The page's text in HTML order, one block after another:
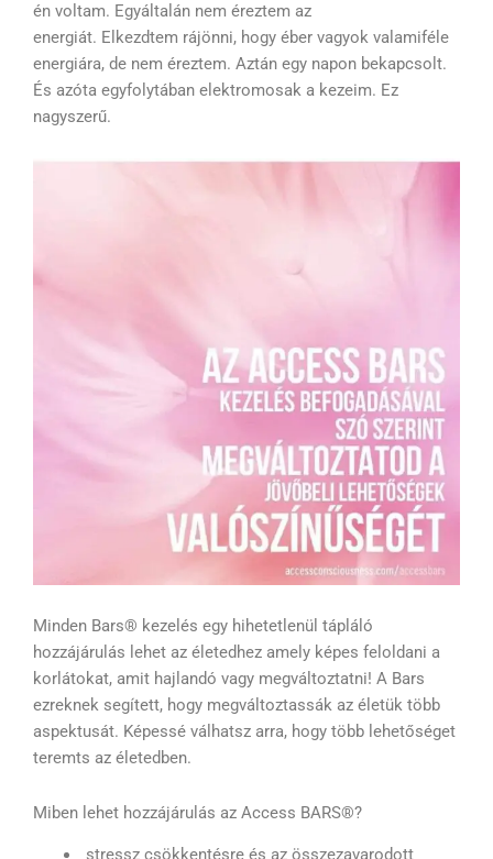
én voltam. Egyáltalán nem éreztem az
energiát. Elkezdtem rájönni, hogy éber vagyok valamiféle
energiára, de nem éreztem. Aztán egy napon bekapcsolt.
És azóta egyfolytában elektromosak a kezeim. Ez
nagyszerű.
Minden Bars® kezelés egy hihetetlenül tápláló
hozzájárulás lehet az életedhez amely képes feloldani a
korlátokat, amit hajlandó vagy megváltoztatni! A Bars
ezreknek segített, hogy megváltoztassák az életük több
aspektusát. Képessé válhatsz arra, hogy több lehetőséget
teremts az életedben.
Miben lehet hozzájárulás az Access BARS®?
stressz csökkentésre és az összezavarodott